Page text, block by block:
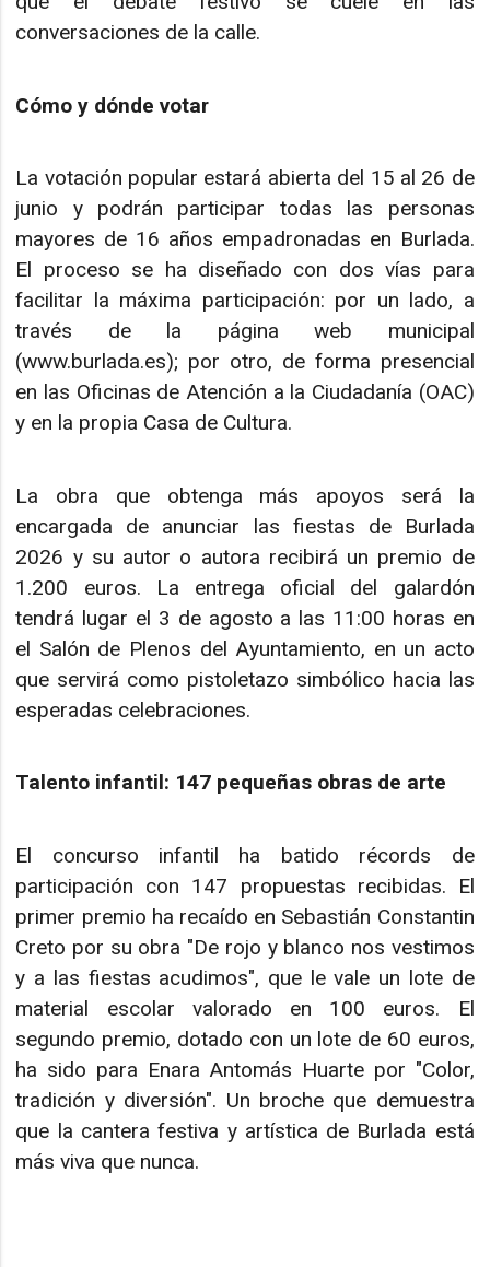
conversaciones de la calle.
Cómo y dónde votar
La votación popular estará abierta del 15 al 26 de
junio y podrán participar todas las personas
mayores de 16 años empadronadas en Burlada.
El proceso se ha diseñado con dos vías para
facilitar la máxima participación: por un lado, a
través de la página web municipal
(www.burlada.es); por otro, de forma presencial
en las Oficinas de Atención a la Ciudadanía (OAC)
y en la propia Casa de Cultura.
La obra que obtenga más apoyos será la
encargada de anunciar las fiestas de Burlada
2026 y su autor o autora recibirá un premio de
1.200 euros. La entrega oficial del galardón
tendrá lugar el 3 de agosto a las 11:00 horas en
el Salón de Plenos del Ayuntamiento, en un acto
que servirá como pistoletazo simbólico hacia las
esperadas celebraciones.
Talento infantil: 147 pequeñas obras de arte
El concurso infantil ha batido récords de
participación con 147 propuestas recibidas. El
primer premio ha recaído en Sebastián Constantin
Creto por su obra "De rojo y blanco nos vestimos
y a las fiestas acudimos", que le vale un lote de
material escolar valorado en 100 euros. El
segundo premio, dotado con un lote de 60 euros,
ha sido para Enara Antomás Huarte por "Color,
tradición y diversión". Un broche que demuestra
que la cantera festiva y artística de Burlada está
más viva que nunca.